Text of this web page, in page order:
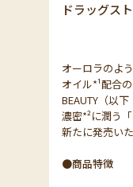
ドラッグス
オーロラのよ
オイル*¹配合
BEAUTY（以
濃密*²に潤う
新たに発売いた
●商品特徴